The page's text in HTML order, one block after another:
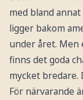
med bland
ligger bakom
under året. Men
finns det goda
mycket
För närvarande